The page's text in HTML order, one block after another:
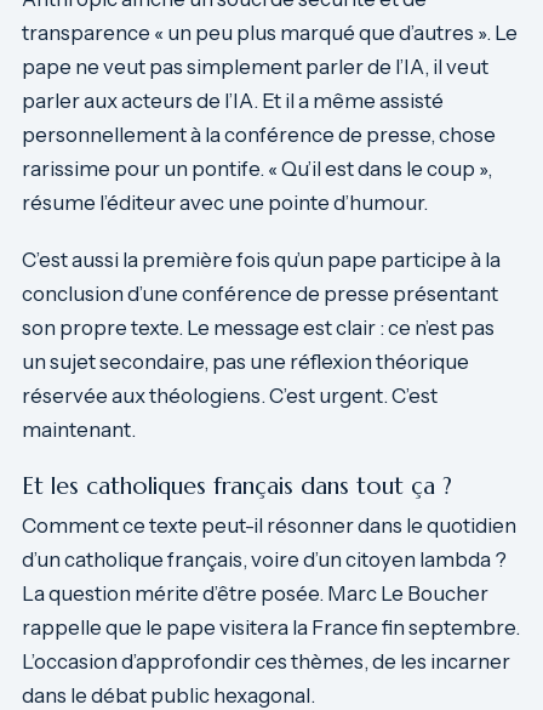
transparence « un peu plus marqué que d’autres ». Le
pape ne veut pas simplement parler de l’IA, il veut
parler aux acteurs de l’IA. Et il a même assisté
personnellement à la conférence de presse, chose
rarissime pour un pontife. « Qu’il est dans le coup »,
résume l’éditeur avec une pointe d’humour.
C’est aussi la première fois qu’un pape participe à la
conclusion d’une conférence de presse présentant
son propre texte. Le message est clair : ce n’est pas
un sujet secondaire, pas une réflexion théorique
réservée aux théologiens. C’est urgent. C’est
maintenant.
Et les catholiques français dans tout ça ?
Comment ce texte peut-il résonner dans le quotidien
d’un catholique français, voire d’un citoyen lambda ?
La question mérite d’être posée. Marc Le Boucher
rappelle que le pape visitera la France fin septembre.
L’occasion d’approfondir ces thèmes, de les incarner
dans le débat public hexagonal.